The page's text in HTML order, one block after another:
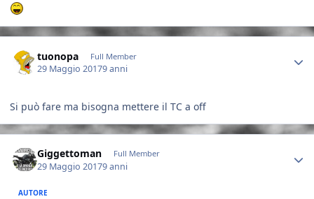
tuonopa Full Member
29 Maggio 20179 anni
Si può fare ma bisogna mettere il TC a off
Giggettoman Full Member
29 Maggio 20179 anni
AUTORE